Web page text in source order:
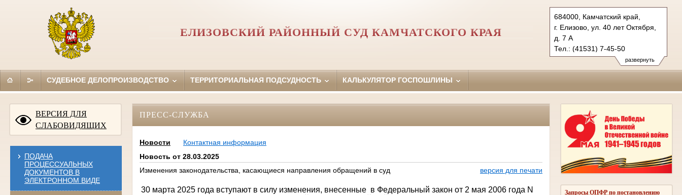
развернуть
684000, Камчатский край,
г. Елизово, ул. 40 лет Октября,
д. 7 А
Тел.: (41531) 7-45-50
7-45-00 факс
elizovsky.kam@sudrf.ru
ЕЛИЗОВСКИЙ РАЙОННЫЙ СУД КАМЧАТСКОГО КРАЯ
СУДЕБНОЕ ДЕЛОПРОИЗВОДСТВО ТЕРРИТОРИАЛЬНАЯ ПОДСУДНОСТЬ КАЛЬКУЛЯТОР ГОСПОШЛИНЫ
ВЕРСИЯ ДЛЯ
СЛАБОВИДЯЩИХ
ПОДАЧА
ПРОЦЕССУАЛЬНЫХ
ДОКУМЕНТОВ В
ЭЛЕКТРОННОМ ВИДЕ
Запросы ОПФР по постановлению
ПРЕСС-СЛУЖБА
Новости
Контактная информация
Новость от 28.03.2025
Изменения законодательства, касающиеся направления обращений в суд
версия для печати
30 марта 2025 года вступают в силу изменения, внесенные в Федеральный закон от 2 мая 2006 года N